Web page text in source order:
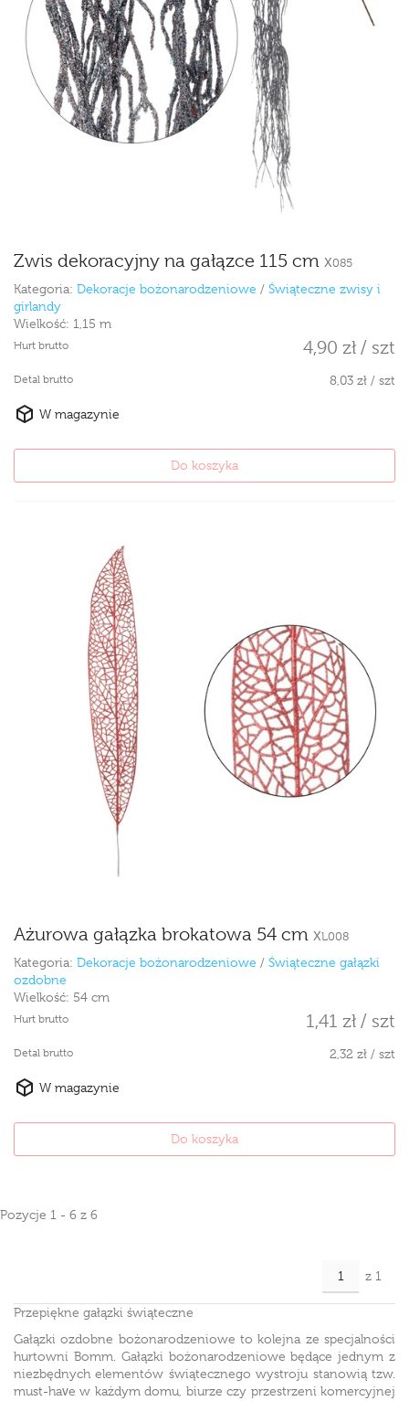
Zwis dekoracyjny na gałązce 115 cm X085
Kategoria: Dekoracje bożonarodzeniowe / Świąteczne zwisy i
girlandy
Wielkość: 1,15 m
Hurt brutto 4,90 zł / szt
Detal brutto 8,03 zł / szt
W magazynie
Do koszyka
Ażurowa gałązka brokatowa 54 cm XL008
Kategoria: Dekoracje bożonarodzeniowe / Świąteczne gałązki
ozdobne
Wielkość: 54 cm
Hurt brutto 1,41 zł / szt
Detal brutto 2,32 zł / szt
W magazynie
Do koszyka
Pozycje 1 - 6 z 6
z 1
Przepiękne gałązki świąteczne
Gałązki ozdobne bożonarodzeniowe to kolejna ze specjalności
hurtowni Bomm. Gałązki bożonarodzeniowe będące jednym z
niezbędnych elementów świątecznego wystroju stanowią tzw.
must-have w każdym domu, biurze czy przestrzeni komercyjnej